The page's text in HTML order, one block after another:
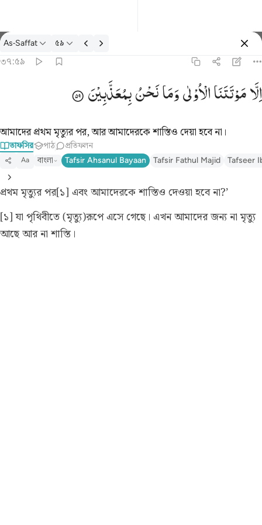
তাফসির: As-Saffat ৩৭:৫৯
As-Saffat ৫৯
৩৭:৫৯
الا موتتنا الاولى وما نحن بمعذبين ٥٩
إِلَّا مَوْتَتَنَا ٱلْأُولَىٰ وَمَا نَحْنُ بِمُعَذَّبِينَ ٥٩
اِلَّامَوْتَتَنَاالْاُوْلٰیوَمَانَحْنُبِمُعَذَّبِیْنَ
আমাদের প্রথম মৃত্যুর পর, আর আমাদেরকে শাস্তিও দেয়া হবে না।
তাফসির পাঠ প্রতিফলন
Aa বাংলা Tafsir Ahsanul Bayaan Tafsir Fathul Majid Tafseer
প্রথম মৃত্যুর পর[১] এবং আমাদেরকে শাস্তিও দেওয়া হবে না?’
[১] যা পৃথিবীতে (মৃত্যু)রূপে এসে গেছে। এখন আমাদের জন্য না মৃত্যু
আছে আর না শাস্তি।